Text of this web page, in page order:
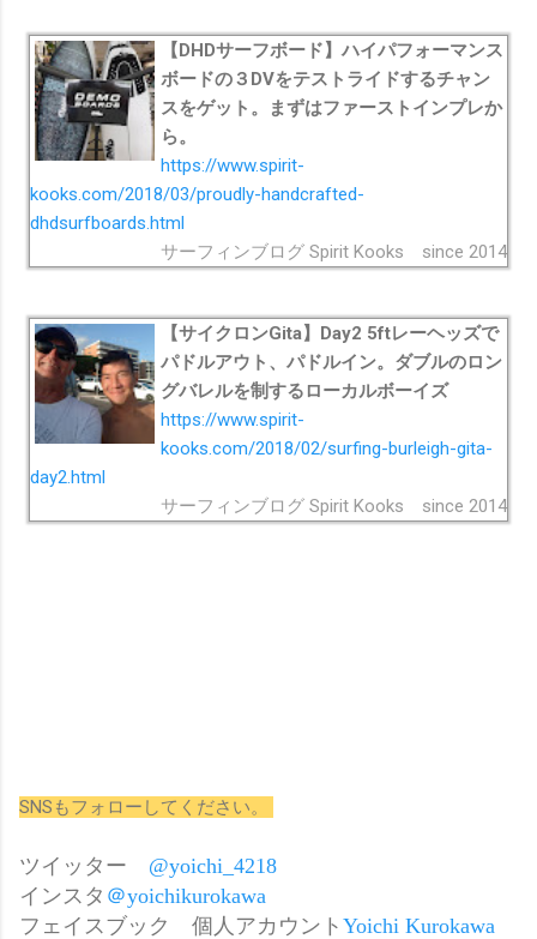
【DHDサーフボード】ハイパフォーマンス
ボードの３DVをテストライドするチャン
スをゲット。まずはファーストインプレか
ら。
https://www.spirit-
kooks.com/2018/03/proudly-handcrafted-
dhdsurfboards.html
サーフィンブログ Spirit Kooks since 2014
【サイクロンGita】Day2 5ftレーヘッズで
パドルアウト、パドルイン。ダブルのロン
グバレルを制するローカルボーイズ
https://www.spirit-
kooks.com/2018/02/surfing-burleigh-gita-
day2.html
サーフィンブログ Spirit Kooks since 2014
SNSもフォローしてください。
ツイッター @yoichi_4218
インスタ ＠yoichikurokawa
フェイスブック 個人アカウント Yoichi Kurokawa